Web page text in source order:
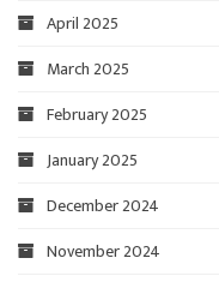
April 2025
March 2025
February 2025
January 2025
December 2024
November 2024